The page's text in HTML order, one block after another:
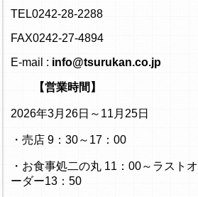
TEL0242-28-2288
FAX0242-27-4894
E-mail : info@tsurukan.co.jp
【営業時間】
2026年3月26日～11月25日
・売店 9：30～17：00
・お食事処二の丸 11：00～ラストオ
ーダー13：50